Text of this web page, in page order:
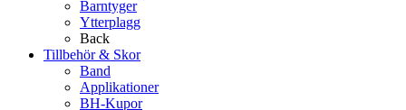
Barntyger
Ytterplagg
Back
Tillbehör & Skor
Band
Applikationer
BH-Kupor